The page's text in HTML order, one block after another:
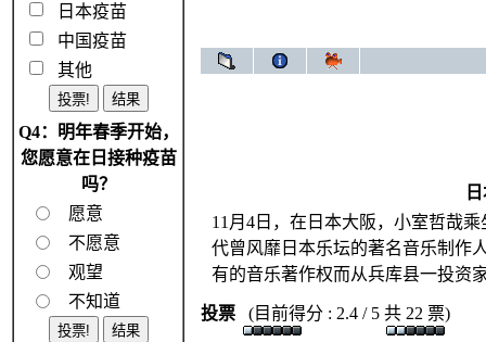
日本疫苗
中国疫苗
其他
Q4：明年春季开始，
您愿意在日接种疫苗
吗？
愿意
不愿意
观望
不知道
11月4日，在日本大阪，小室哲哉
代曾风靡日本乐坛的著名音乐制作
有的音乐著作权而从兵库县一投资
投票 (目前得分 : 2.4 / 5 共 22 票)